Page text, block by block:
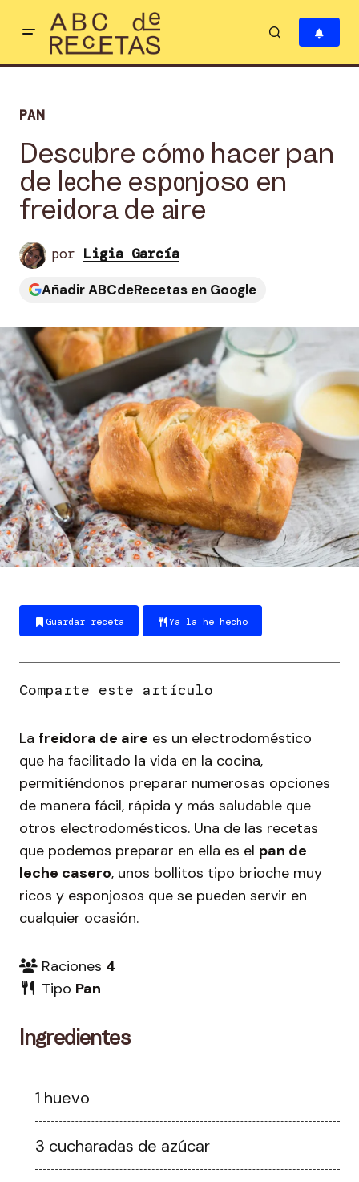
PAN
Descubre cómo hacer pan
de leche esponjoso en
freidora de aire
por Ligia García
Añadir ABCdeRecetas en Google
Guardar receta Ya la he hecho
La freidora de aire es un electrodoméstico
que ha facilitado la vida en la cocina,
permitiéndonos preparar numerosas opciones
de manera fácil, rápida y más saludable que
otros electrodomésticos. Una de las recetas
que podemos preparar en ella es el pan de
leche casero, unos bollitos tipo brioche muy
ricos y esponjosos que se pueden servir en
cualquier ocasión.
Raciones 4
Tipo Pan
Ingredientes
1 huevo
3 cucharadas de azúcar